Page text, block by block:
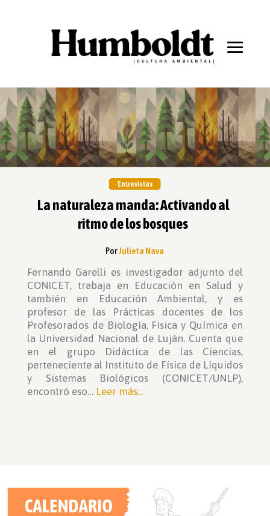
Entrevistas
La naturaleza manda: Activando al
ritmo de los bosques
PorJulieta Nava
Fernando Garelli es investigador adjunto del
CONICET, trabaja en Educación en Salud y
también en Educación Ambiental, y es
profesor de las Prácticas docentes de los
Profesorados de Biología, Física y Química en
la Universidad Nacional de Luján. Cuenta que
en el grupo Didáctica de las Ciencias,
perteneciente al Instituto de Física de Líquidos
y Sistemas Biológicos (CONICET/UNLP),
encontró eso… Leer más...